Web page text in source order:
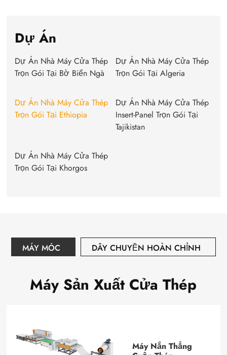
Dự Án
Dự Án Nhà Máy Cửa Thép
Trọn Gói Tại Bờ Biển Ngà
Dự Án Nhà Máy Cửa Thép
Trọn Gói Tại Algeria
Dự Án Nhà Máy Cửa Thép
Trọn Gói Tại Ethiopia
Dự Án Nhà Máy Cửa Thép
Insert-Panel Trọn Gói Tại
Tajikistan
Dự Án Nhà Máy Cửa Thép
Trọn Gói Tại Khorgos
MÁY MÓC DÂY CHUYỀN HOÀN CHỈNH
Máy Sản Xuất Cửa Thép
Máy Nắn Thẳng